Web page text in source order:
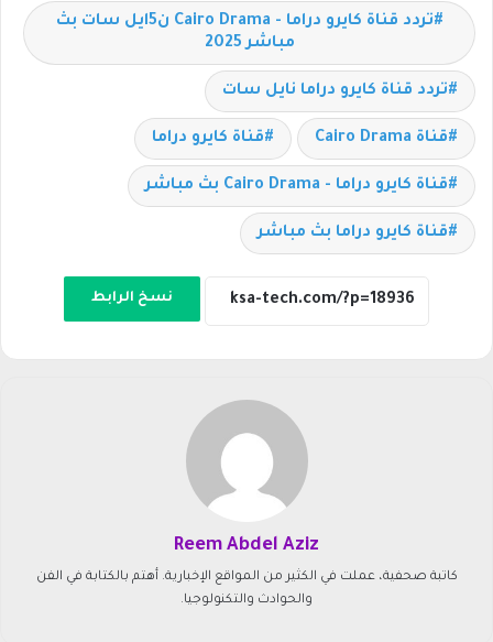
تردد قناة كايرو دراما - Cairo Drama ن5ايل سات بث
مباشر 2025
تردد قناة كايرو دراما نايل سات
قناة Cairo Drama قناة كايرو دراما
قناة كايرو دراما - Cairo Drama بث مباشر
قناة كايرو دراما بث مباشر
نسخ الرابط
Reem Abdel Aziz
كاتبة صحفية، عملت في الكثير من المواقع الإخبارية. أهتم بالكتابة في الفن
والحوادث والتكنولوجيا.